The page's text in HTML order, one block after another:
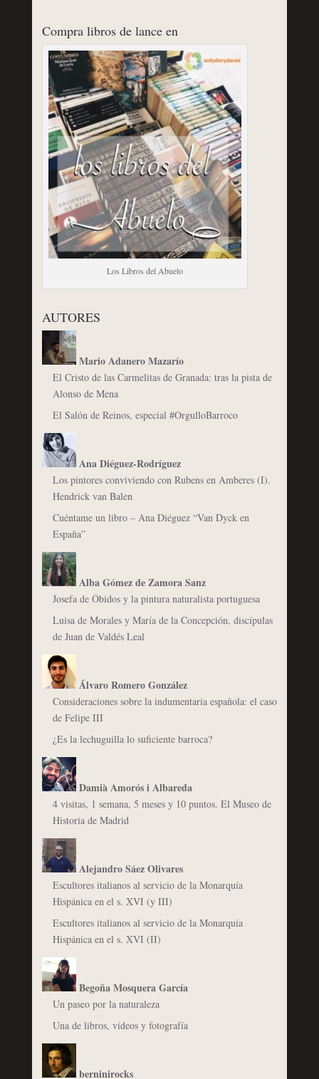
Compra libros de lance en
Los Libros del Abuelo
AUTORES
Mario Adanero Mazarío
El Cristo de las Carmelitas de Granada: tras la pista de
Alonso de Mena
El Salón de Reinos, especial #OrgulloBarroco
Ana Diéguez-Rodríguez
Los pintores conviviendo con Rubens en Amberes (I).
Hendrick van Balen
Cuéntame un libro – Ana Diéguez “Van Dyck en
España”
Alba Gómez de Zamora Sanz
Josefa de Óbidos y la pintura naturalista portuguesa
Luisa de Morales y María de la Concepción, discípulas
de Juan de Valdés Leal
Álvaro Romero González
Consideraciones sobre la indumentaria española: el caso
de Felipe III
¿Es la lechuguilla lo suficiente barroca?
Damià Amorós i Albareda
4 visitas, 1 semana, 5 meses y 10 puntos. El Museo de
Historia de Madrid
Alejandro Sáez Olivares
Escultores italianos al servicio de la Monarquía
Hispánica en el s. XVI (y III)
Escultores italianos al servicio de la Monarquía
Hispánica en el s. XVI (II)
Begoña Mosquera García
Un paseo por la naturaleza
Una de libros, vídeos y fotografía
berninirocks